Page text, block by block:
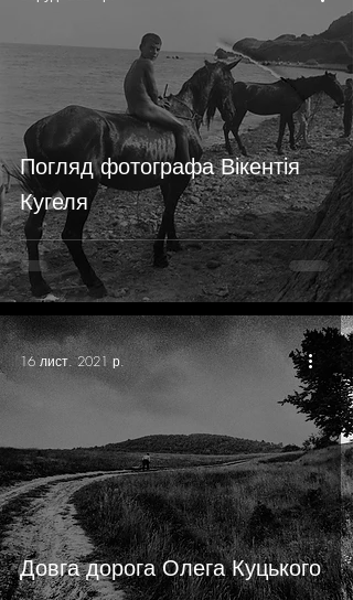
Погляд фотографа Вікентія
Кугеля
Довга дорога Олега Куцького
16 лист. 2021 р.